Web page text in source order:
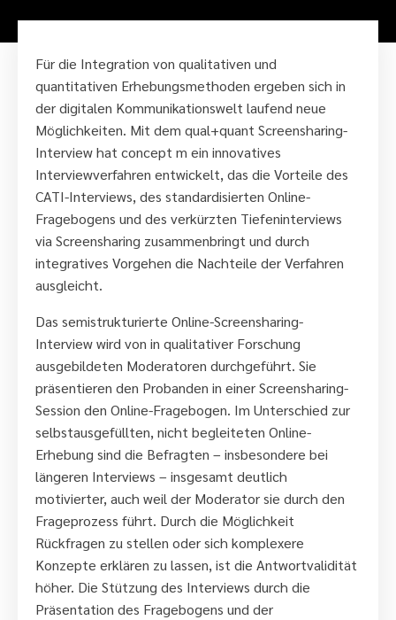
Für die Integration von qualitativen und
quantitativen Erhebungsmethoden ergeben sich in
der digitalen Kommunikationswelt laufend neue
Möglichkeiten. Mit dem qual+quant Screensharing-
Interview hat concept m ein innovatives
Interviewverfahren entwickelt, das die Vorteile des
CATI-Interviews, des standardisierten Online-
Fragebogens und des verkürzten Tiefeninterviews
via Screensharing zusammenbringt und durch
integratives Vorgehen die Nachteile der Verfahren
ausgleicht.
Das semistrukturierte Online-Screensharing-
Interview wird von in qualitativer Forschung
ausgebildeten Moderatoren durchgeführt. Sie
präsentieren den Probanden in einer Screensharing-
Session den Online-Fragebogen. Im Unterschied zur
selbstausgefüllten, nicht begleiteten Online-
Erhebung sind die Befragten – insbesondere bei
längeren Interviews – insgesamt deutlich
motivierter, auch weil der Moderator sie durch den
Frageprozess führt. Durch die Möglichkeit
Rückfragen zu stellen oder sich komplexere
Konzepte erklären zu lassen, ist die Antwortvalidität
höher. Die Stützung des Interviews durch die
Präsentation des Fragebogens und der